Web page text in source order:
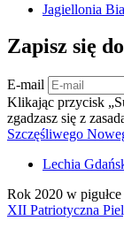
Jagiellonia
Zapisz się
E-mail
Klikając przycisk
zgadzasz się z
Szczęśliwego
Lechia
Rok 2020 w pigułce
XII Patriotyczna